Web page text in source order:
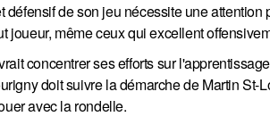
défensif de son jeu nécessite une
joueur, même ceux qui excellent
concentrer ses efforts sur
doit suivre la démarche de Martin
avec la rondelle.